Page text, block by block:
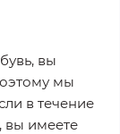
вы
мы
в течение
вы имеете